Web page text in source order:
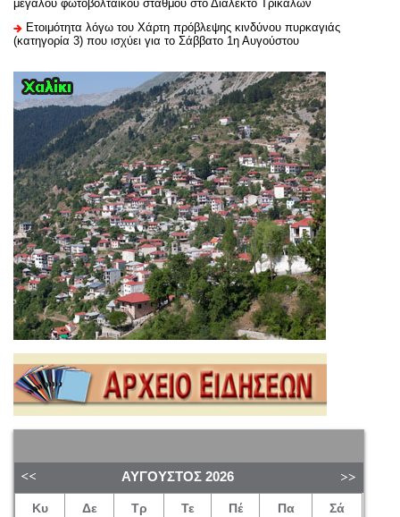
μεγάλου φωτοβολταϊκού σταθμού στο Διαλεκτό Τρικάλων
Ετοιμότητα λόγω του Χάρτη πρόβλεψης κινδύνου πυρκαγιάς
(κατηγορία 3) που ισχύει για το Σάββατο 1η Αυγούστου
ΑΎΓΟΥΣΤΟΣ 2026
Κυ Δε Τρ Τε Πέ Πα Σά